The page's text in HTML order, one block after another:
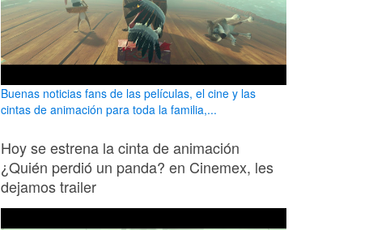
Buenas noticias fans de las películas, el cine y las
cintas de animación para toda la familia,...
Hoy se estrena la cinta de animación
¿Quién perdió un panda? en Cinemex, les
dejamos trailer